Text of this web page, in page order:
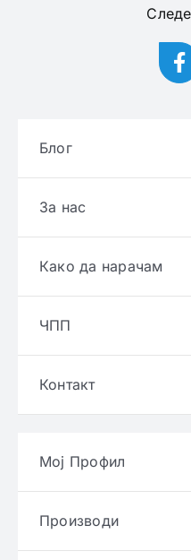
Блог
За нас
Како да нарачам
ЧПП
Контакт
Мој Профил
Производи